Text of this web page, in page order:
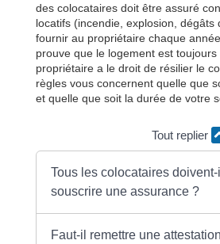
des colocataires doit être assuré
locatifs (incendie, explosion, dégâts
fournir au propriétaire chaque
prouve que le logement est
propriétaire a le droit de résilier le
règles vous concernent quelle que
et quelle que soit la durée de votre
Tout replier
Tous les colocataires
souscrire une assurance ?
Faut-il remettre une attestation